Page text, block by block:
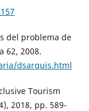
del problema de
62, 2008.
dsarquis.html
Tourism
2018, pp. 589-